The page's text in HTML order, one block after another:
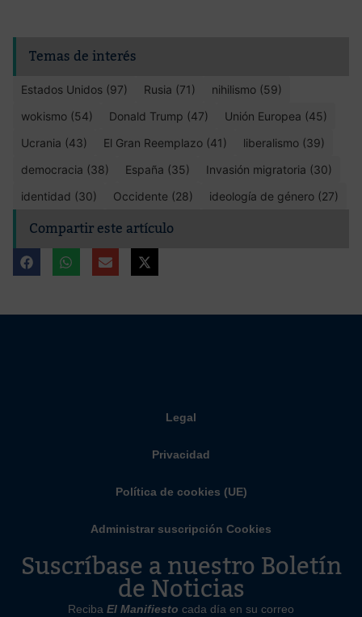
Temas de interés
Estados Unidos (97) Rusia (71)
nihilismo (59)
wokismo (54)
Donald Trump (47)
Unión Europea (45)
Ucrania (43)
El Gran Reemplazo (41)
liberalismo (39)
democracia (38)
España (35)
Invasión migratoria (30)
identidad (30)
Occidente (28) ideología de género (27)
Compartir este artículo
Legal
Privacidad
Política de cookies (UE)
Administrar suscripción Cookies
Suscríbase a nuestro Boletín
de Noticias
Reciba El Manifiesto cada día en su correo